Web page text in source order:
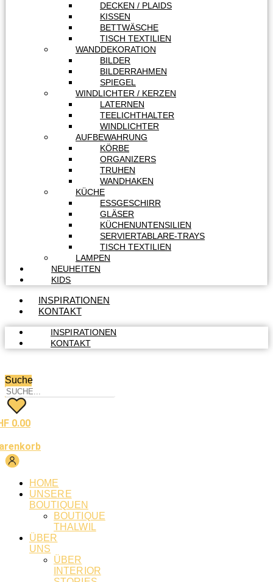
DECKEN / PLAIDS
KISSEN
BETTWÄSCHE
TISCH TEXTILIEN
WANDDEKORATION
BILDER
BILDERRAHMEN
SPIEGEL
WINDLICHTER / KERZEN
LATERNEN
TEELICHTHALTER
WINDLICHTER
AUFBEWAHRUNG
KÖRBE
ORGANIZERS
TRUHEN
WANDHAKEN
KÜCHE
ESSGESCHIRR
GLÄSER
KÜCHENUNTENSILIEN
SERVIERTABLARE-TRAYS
TISCH TEXTILIEN
LAMPEN
NEUHEITEN
KIDS
INSPIRATIONEN
KONTAKT
INSPIRATIONEN
KONTAKT
Suche
0.00
HOME
UNSERE
BOUTIQUEN
BOUTIQUE
THALWIL
ÜBER
UNS
ÜBER
INTERIOR